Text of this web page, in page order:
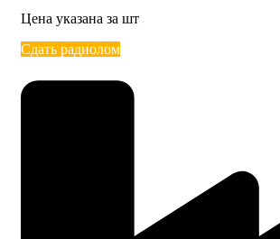
Цена указана за шт
Сдать радиолом